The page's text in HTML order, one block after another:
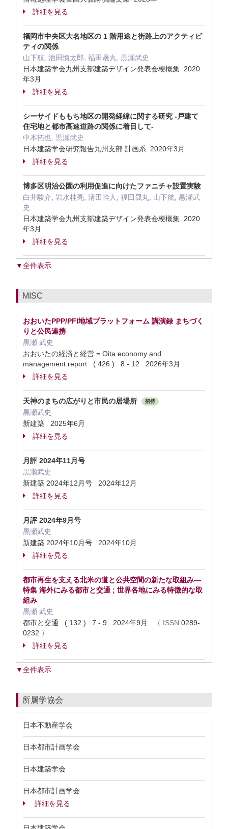
詳細を見る
福岡市中央区大名地区の 1 階用途と街路上のアクティビ
ティの関係
山下航, 池田慎太郎, 福田晟丸, 黒瀬武史
日本建築学会九州支部建築デザイン発表会梗概集 2020
年3月
詳細を見る
シーサイドももち地区の開発経緯に関する研究 -戸建て
住宅地と都市高速道路の関係に着目して-
中本拓也, 黒瀬武史
日本建築学会研究報告九州支部 計画系 2020年3月
詳細を見る
博多区明治公園の利用促進に向けたファニチャ設置実験
白井駿介, 岩水桂亮, 清田幹人, 福田晟丸, 山下航, 黒瀬武
史
日本建築学会九州支部建築デザイン発表会梗概集 2020
年3月
詳細を見る
▼全件表示
MISC
おおいたPPP/PFI地域プラットフォーム 講演録 まちづく
りと公民連携
黒瀬 武史
おおいたの経済と経営 = Oita economy and
management report ( 426 ) 8 - 12 2026年3月
詳細を見る
天神のまちの広がりと市民の居場所 招待
黒瀬武史
新建築 2025年6月
詳細を見る
月評 2024年11月号
黒瀬武史
新建築 2024年12月号 2024年12月
詳細を見る
月評 2024年9月号
黒瀬武史
新建築 2024年10月号 2024年10月
詳細を見る
都市再生を支える北米の道と公共空間の新たな取組み—
特集 海外にみる都市と交通 ; 世界各地にみる特徴的な取
組み
黒瀬 武史
都市と交通 ( 132 ) 7 - 9 2024年9月
（ ISSN:0289-
0232 ）
詳細を見る
▼全件表示
所属学協会
日本不動産学会
日本都市計画学会
日本建築学会
日本都市計画学会
詳細を見る